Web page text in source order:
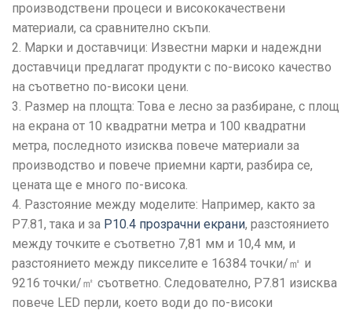
производствени процеси и висококачествени
материали, са сравнително скъпи.
2. Марки и доставчици: Известни марки и надеждни
доставчици предлагат продукти с по-високо качество
на съответно по-високи цени.
3. Размер на площта: Това е лесно за разбиране, с площ
на екрана от 10 квадратни метра и 100 квадратни
метра, последното изисква повече материали за
производство и повече приемни карти, разбира се,
цената ще е много по-висока.
4. Разстояние между моделите: Например, както за
P7.81, така и за P10.4 прозрачни екрани, разстоянието
между точките е съответно 7,81 мм и 10,4 мм, и
разстоянието между пикселите е 16384 точки/㎡ и
9216 точки/㎡ съответно. Следователно, P7.81 изисква
повече LED перли, което води до по-високи